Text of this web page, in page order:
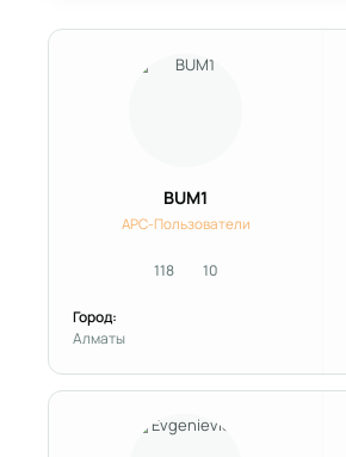
BUM1
APC-Пользователи
118сообщения
10Репутация
Город:
Алматы